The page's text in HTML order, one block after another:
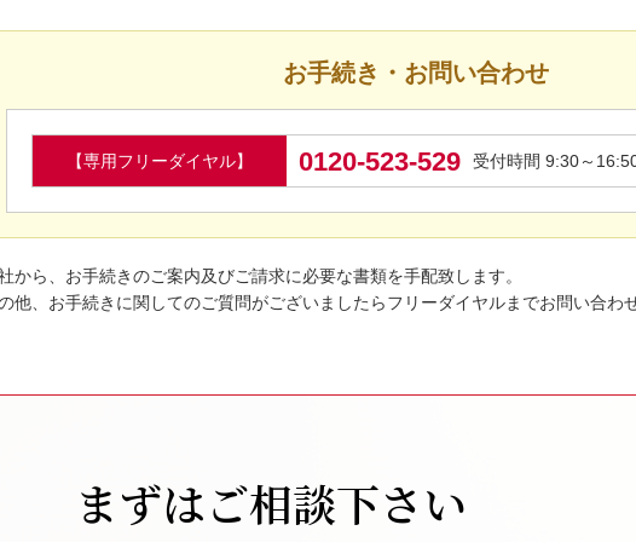
お手続き・お問い合わせ
【専用フリーダイヤル】 0120-523-529 受付時間 9:30～
から、お手続きのご案内及びご請求に必要な書類を手配致します。
他、お手続きに関してのご質問がございましたらフリーダイヤルまでお問い合わ
まずはご相談下さい